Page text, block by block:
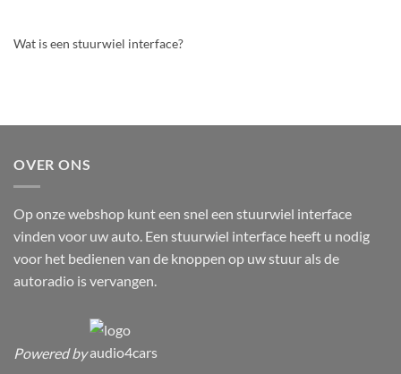
Wat is een stuurwiel interface?
OVER ONS
Op onze webshop kunt een snel een stuurwiel interface
vinden voor uw auto. Een stuurwiel interface heeft u nodig
voor het bedienen van de knoppen op uw stuur als de
autoradio is vervangen.
Powered by